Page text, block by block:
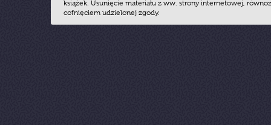
książek. Usunięcie materiału z ww. strony internetowej,
cofnięciem udzielonej zgody.